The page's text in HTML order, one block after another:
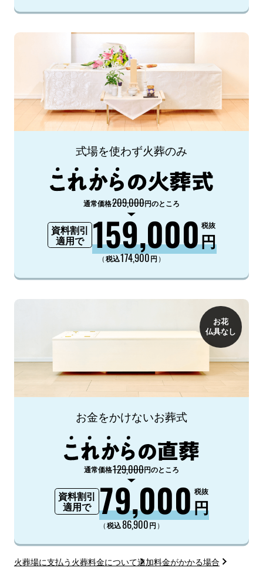
式場を使わず火葬のみ
通常価格209,000円のところ
資料割引
適用で
159,000円
税抜
（税込174,900円 ）
お花
仏具なし
お金をかけないお葬式
通常価格129,000円のところ
資料割引
適用で
79,000円
税抜
（税込86,900円 ）
火葬場に支払う火葬料金について追加料金がかかる場合